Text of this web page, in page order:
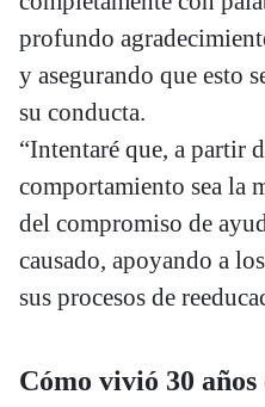
profundo
y asegurando que esto
su conducta.
“Intentaré que, a partir
comportamiento sea la
del compromiso de
causado, apoyando a
sus procesos de
Cómo vivió 30